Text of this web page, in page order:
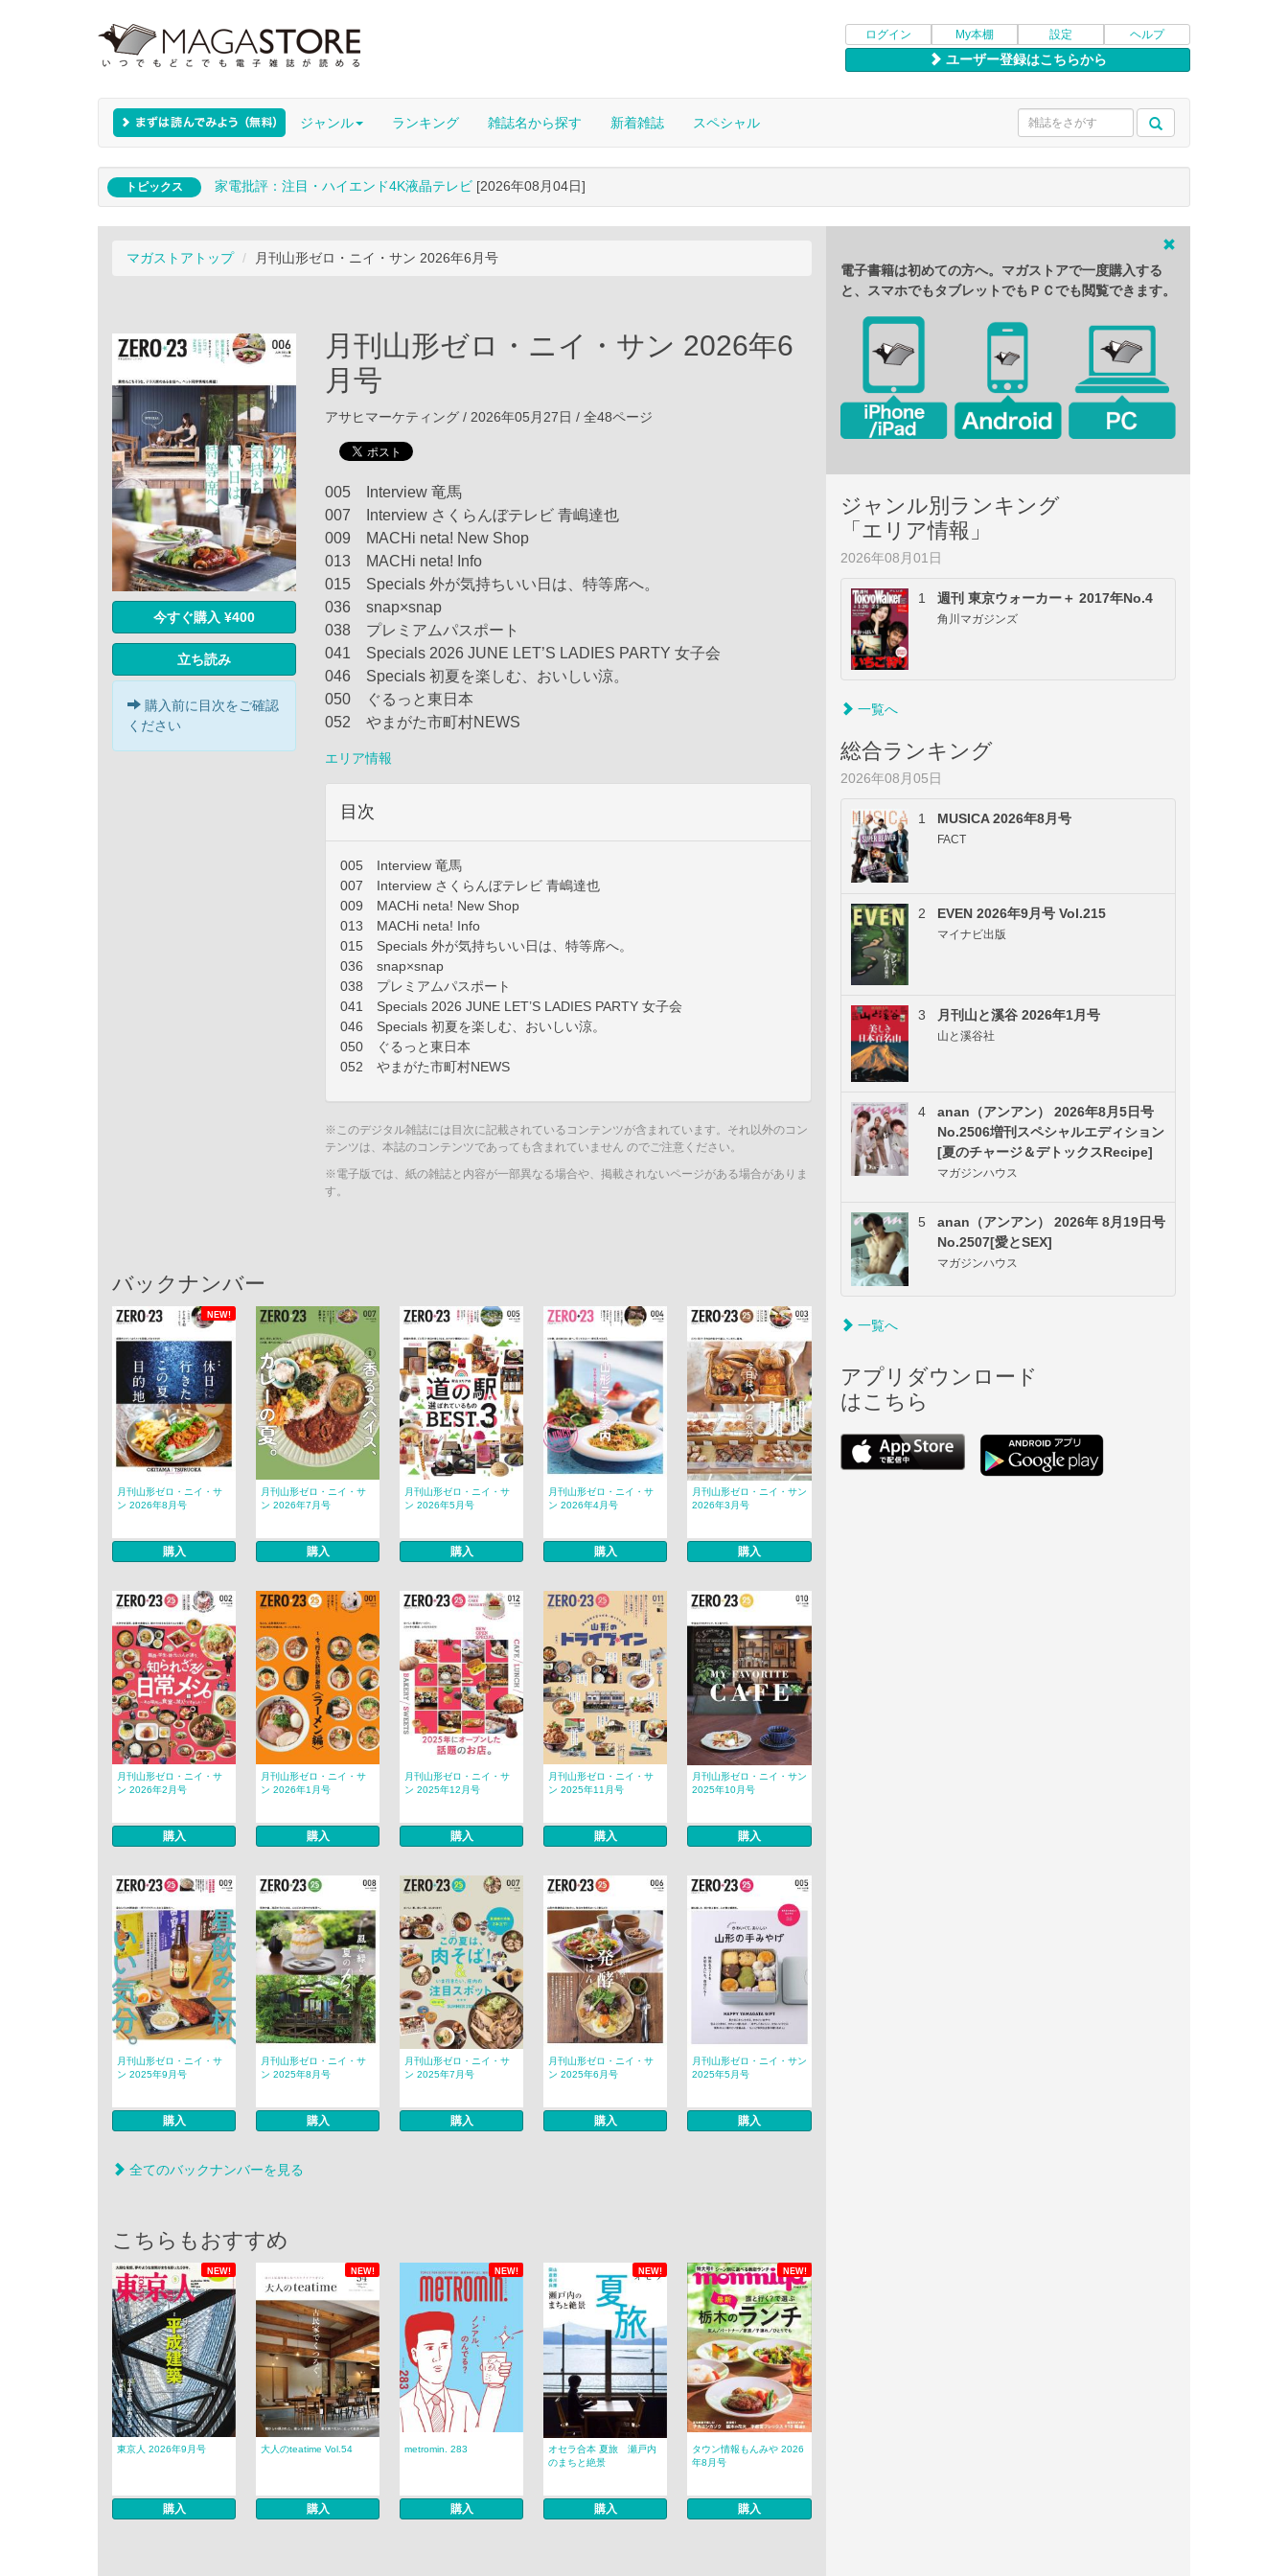
ログイン My本棚 設定 ヘルプ
ユーザー登録はこちらから
ジャンル ランキング 雑誌名から探す 新着雑誌 スペシャル
トピックス 家電批評：注目・ハイエンド4K液晶テレビ [2026年08月04日]
マガストアトップ 月刊山形ゼロ・ニイ・サン 2026年6月号
今すぐ購入 ¥400
立ち読み
購入前に目次をご確認
ください
月刊山形ゼロ・ニイ・サン 2026年6
月号
アサヒマーケティング / 2026年05月27日 / 全48ページ
005 Interview 竜馬
007 Interview さくらんぼテレビ 青嶋達也
009 MACHi neta! New Shop
013 MACHi neta! Info
015 Specials 外が気持ちいい日は、特等席へ。
036 snap×snap
038 プレミアムパスポート
041 Specials 2026 JUNE LET’S LADIES PARTY 女子会
046 Specials 初夏を楽しむ、おいしい涼。
050 ぐるっと東日本
052 やまがた市町村NEWS
エリア情報
目次
005 Interview 竜馬
007 Interview さくらんぼテレビ 青嶋達也
009 MACHi neta! New Shop
013 MACHi neta! Info
015 Specials 外が気持ちいい日は、特等席へ。
036 snap×snap
038 プレミアムパスポート
041 Specials 2026 JUNE LET’S LADIES PARTY 女子会
046 Specials 初夏を楽しむ、おいしい涼。
050 ぐるっと東日本
052 やまがた市町村NEWS
※このデジタル雑誌には目次に記載されているコンテンツが含まれています。それ以外のコン
テンツは、本誌のコンテンツであっても含まれていません のでご注意ください。
※電子版では、紙の雑誌と内容が一部異なる場合や、掲載されないページがある場合がありま
す。
バックナンバー
NEW!
月刊山形ゼロ・ニイ・サ
ン 2026年8月号
購入
月刊山形ゼロ・ニイ・サ
ン 2026年7月号
購入
月刊山形ゼロ・ニイ・サ
ン 2026年5月号
購入
月刊山形ゼロ・ニイ・サ
ン 2026年4月号
購入
月刊山形ゼロ・ニイ・サン
2026年3月号
購入
月刊山形ゼロ・ニイ・サ
ン 2026年2月号
購入
月刊山形ゼロ・ニイ・サ
ン 2026年1月号
購入
月刊山形ゼロ・ニイ・サ
ン 2025年12月号
購入
月刊山形ゼロ・ニイ・サ
ン 2025年11月号
購入
月刊山形ゼロ・ニイ・サン
2025年10月号
購入
月刊山形ゼロ・ニイ・サ
ン 2025年9月号
購入
月刊山形ゼロ・ニイ・サ
ン 2025年8月号
購入
月刊山形ゼロ・ニイ・サ
ン 2025年7月号
購入
月刊山形ゼロ・ニイ・サ
ン 2025年6月号
購入
月刊山形ゼロ・ニイ・サン
2025年5月号
購入
全てのバックナンバーを見る
こちらもおすすめ
NEW! NEW! NEW! NEW! NEW!
東京人 2026年9月号
購入
大人のteatime Vol.54
購入
metromin. 283
購入
オセラ合本 夏旅 瀬戸内
のまちと絶景
購入
タウン情報もんみや 2026
年8月号
購入
電子書籍は初めての方へ。マガストアで一度購入する
と、スマホでもタブレットでもＰＣでも閲覧できます。
ジャンル別ランキング
「エリア情報」
2026年08月01日
1 週刊 東京ウォーカー＋ 2017年No.4
角川マガジンズ
一覧へ
総合ランキング
2026年08月05日
1 MUSICA 2026年8月号
FACT
2 EVEN 2026年9月号 Vol.215
マイナビ出版
3 月刊山と溪谷 2026年1月号
山と溪谷社
4
anan（アンアン） 2026年8月5日号
No.2506増刊スペシャルエディション
[夏のチャージ＆デトックスRecipe]
マガジンハウス
5
anan（アンアン） 2026年 8月19日号
No.2507[愛とSEX]
マガジンハウス
一覧へ
アプリダウンロード
はこちら